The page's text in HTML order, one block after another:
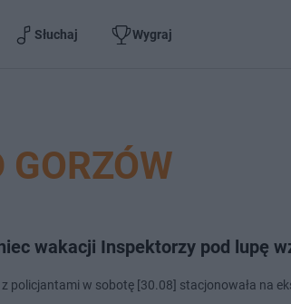
Słuchaj Wygraj
GORZÓW
wakacji Inspektorzy pod lupę
z policjantami w sobotę [30.08] stacjonowała na